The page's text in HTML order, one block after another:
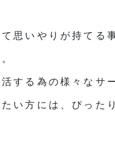
思いやりが持てる
する為の様々なサ
い方には、ぴった